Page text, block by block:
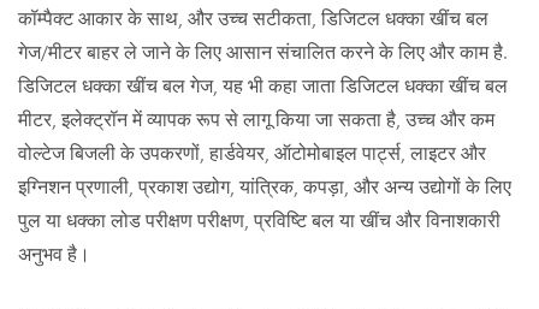
कॉम्पैक्ट आकार के साथ, और उच्च सटीकता, डिजिटल धक्का खींच बल
गेज/मीटर बाहर ले जाने के लिए आसान संचालित करने के लिए और काम है.
डिजिटल धक्का खींच बल गेज, यह भी कहा जाता डिजिटल धक्का खींच बल
मीटर, इलेक्ट्रॉन में व्यापक रूप से लागू किया जा सकता है, उच्च और कम
वोल्टेज बिजली के उपकरणों, हार्डवेयर, ऑटोमोबाइल पार्ट्स, लाइटर और
इग्निशन प्रणाली, प्रकाश उद्योग, यांत्रिक, कपड़ा, और अन्य उद्योगों के लिए
पुल या धक्का लोड परीक्षण परीक्षण, प्रविष्टि बल या खींच और विनाशकारी
अनुभव है।